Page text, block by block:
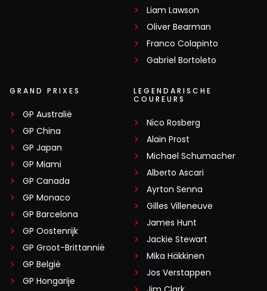
Liam Lawson
Oliver Bearman
Franco Colapinto
Gabriel Bortoleto
GRAND PRIXES
GP Australië
GP China
GP Japan
GP Miami
GP Canada
GP Monaco
GP Barcelona
GP Oostenrijk
GP Groot-Brittannië
GP België
GP Hongarije
LEGENDARISCHE
COUREURS
Nico Rosberg
Alain Prost
Michael Schumacher
Alberto Ascari
Ayrton Senna
Gilles Villeneuve
James Hunt
Jackie Stewart
Mika Häkkinen
Jos Verstappen